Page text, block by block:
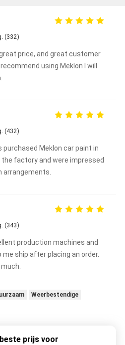
(332)
price, and great customer
using Meklon I will
(432)
purchased Meklon car paint in
the factory and were impressed
arrangements.
(343)
production machines and
me ship after placing an order.
Weerbestendige
prijs voor